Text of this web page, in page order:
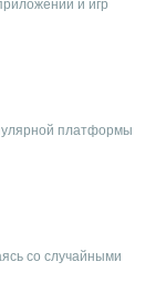
и игр
платформы
со случайными